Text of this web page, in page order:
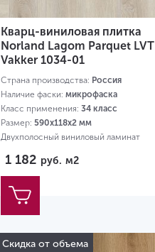
Кварц-виниловая плитка
Norland Lagom Parquet LVT
Vakker 1034-01
Страна производства: Россия
Наличие фаски: микрофаска
Класс применения: 34 класс
Размер: 590х118х2 мм
Двухполосный виниловый ламинат
1 182 руб. м2
Скидка от объема